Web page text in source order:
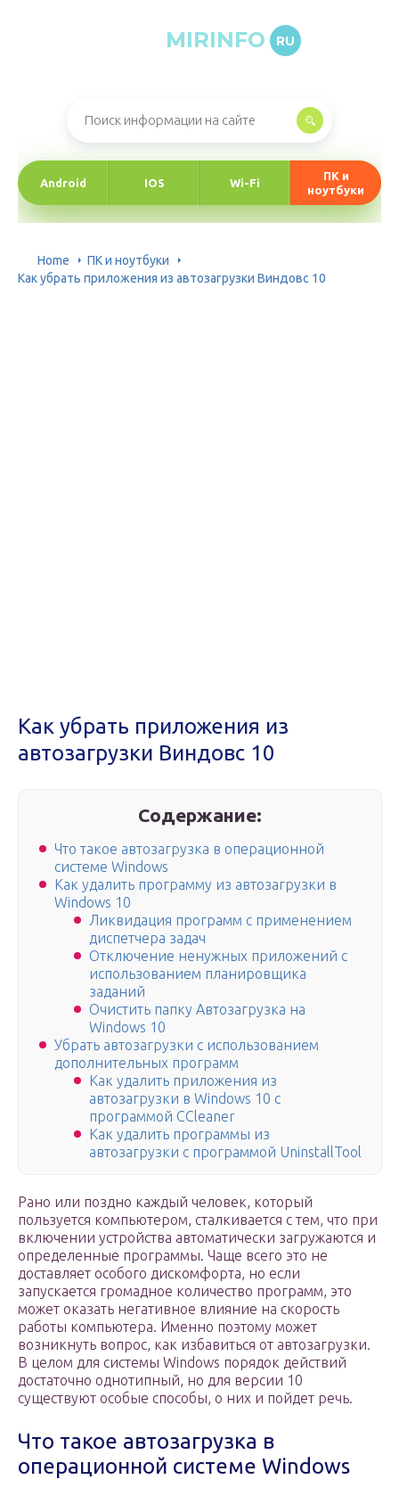
MIRINFO RU
Android IOS Wi-Fi
ПК и
ноутбуки
Home
ПК и ноутбуки
Как убрать приложения из автозагрузки Виндовс 10
Как убрать приложения из
автозагрузки Виндовс 10
Содержание:
Что такое автозагрузка в операционной
системе Windows
Как удалить программу из автозагрузки в
Windows 10
Ликвидация программ с применением
диспетчера задач
Отключение ненужных приложений с
использованием планировщика
заданий
Очистить папку Автозагрузка на
Windows 10
Убрать автозагрузки с использованием
дополнительных программ
Как удалить приложения из
автозагрузки в Windows 10 с
программой CCleaner
Как удалить программы из
автозагрузки с программой UninstallTool
Рано или поздно каждый человек, который
пользуется компьютером, сталкивается с тем, что при
включении устройства автоматически загружаются и
определенные программы. Чаще всего это не
доставляет особого дискомфорта, но если
запускается громадное количество программ, это
может оказать негативное влияние на скорость
работы компьютера. Именно поэтому может
возникнуть вопрос, как избавиться от автозагрузки.
В целом для системы Windows порядок действий
достаточно однотипный, но для версии 10
существуют особые способы, о них и пойдет речь.
Что такое автозагрузка в
операционной системе Windows